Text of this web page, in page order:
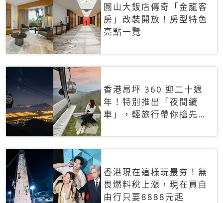
圓山大飯店傳奇「金龍客
房」改裝開放！房型特色
亮點一覽
香港昂坪 360 迎二十週
年！特別推出「夜間纜
車」，輕旅行帶你搶先揭
香港現在這樣玩最夯！無
畏燃料稅上漲，現在買自
由行只要8888元起